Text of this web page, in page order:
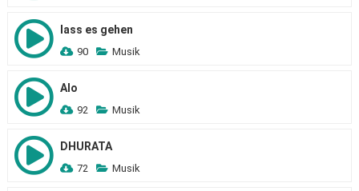
lass es gehen
90 Musik
Alo
92 Musik
DHURATA
72 Musik